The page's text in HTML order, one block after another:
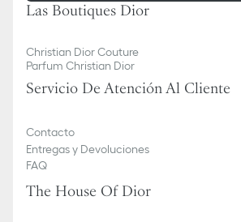
Las Boutiques Dior
Christian Dior Couture
Parfum Christian Dior
Servicio De Atención Al Cliente
Contacto
Entregas y Devoluciones
FAQ
The House Of Dior